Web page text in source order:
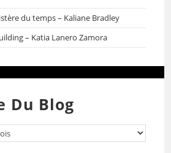
du temps – Kaliane Bradley
– Katia Lanero Zamora
Du Blog